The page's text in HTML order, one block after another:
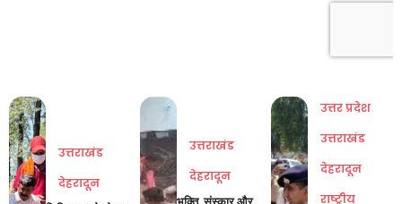
उत्तराखंड
देहरादून
उत्तराखंड
देहरादून
उत्तर प्रदेश
उत्तराखंड
देहरादून
राष्ट्रीय